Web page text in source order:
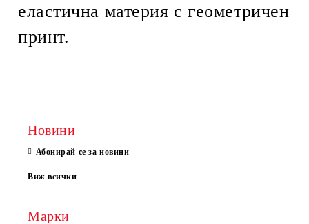
еластична материя с геометричен
принт.
Новини
Абонирай се за новини
Виж всички
Марки